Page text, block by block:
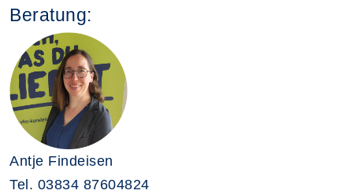
Beratung:
Antje Findeisen
Tel. 03834 87604824